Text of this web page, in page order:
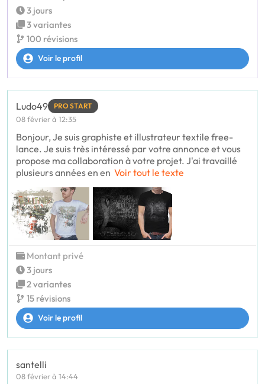
3 jours
3 variantes
100 révisions
Voir le profil
Ludo49 PRO START
08 février à 12:35
Bonjour, Je suis graphiste et illustrateur textile free-
lance. Je suis très intéressé par votre annonce et vous
propose ma collaboration à votre projet. J'ai travaillé
plusieurs années en en Voir tout le texte
Montant privé
3 jours
2 variantes
15 révisions
Voir le profil
santelli
08 février à 14:44